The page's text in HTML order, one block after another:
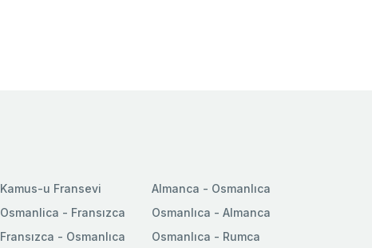
Kamus-u Fransevi
Osmanlica - Fransızca
Fransızca - Osmanlıca
Almanca - Osmanlıca
Osmanlıca - Almanca
Osmanlıca - Rumca